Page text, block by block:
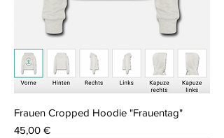
Frauen Cropped Hoodie "Frauentag"
Preis
45,00 €